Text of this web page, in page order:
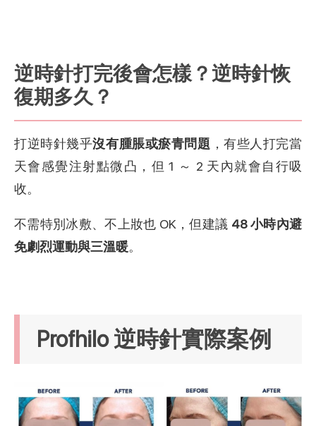
逆時針打完後會怎樣？逆時針恢
復期多久？
打逆時針幾乎沒有腫脹或瘀青問題 ，有些人打完當
天會感覺注射點微凸，但 1 ～ 2 天內就會自行吸
收。
不需特別冰敷、不上妝也 OK，但建議 48 小時內避
免劇烈運動與三溫暖。
Profhilo 逆時針實際案例